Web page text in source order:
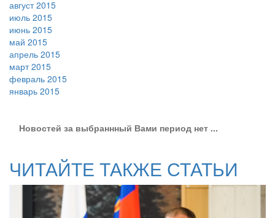
август 2015
июль 2015
июнь 2015
май 2015
апрель 2015
март 2015
февраль 2015
январь 2015
Новостей за выбраннный Вами период нет ...
ЧИТАЙТЕ ТАКЖЕ СТАТЬИ